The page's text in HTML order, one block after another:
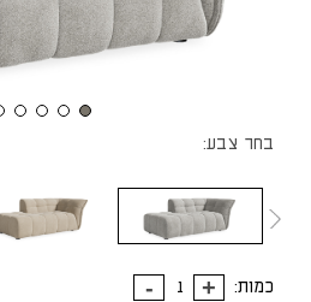
בחר צבע:
כמות: